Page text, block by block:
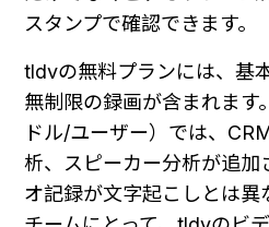
スタンプで確認できます。
tldvの無料プランには、基
無制限の録画が含まれます
ドル/ユーザー）では、
析、スピーカー分析が追加
オ記録が文字起こしとは異